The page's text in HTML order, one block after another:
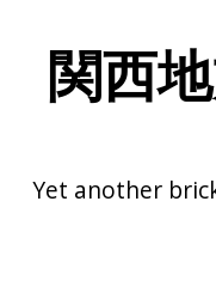
関西
Yet another